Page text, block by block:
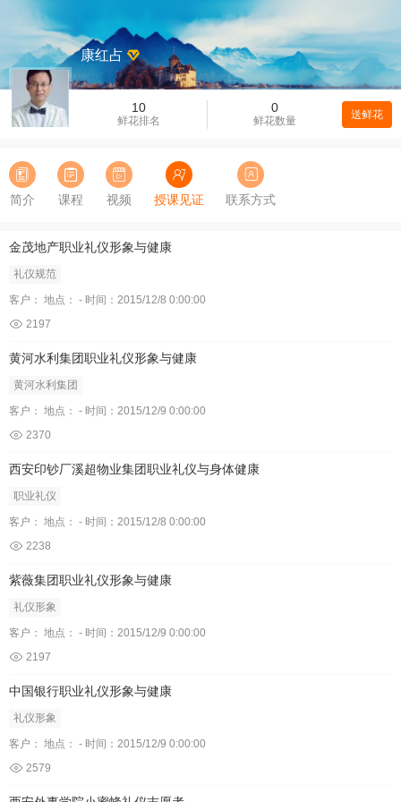
10
鲜花排名
0
鲜花数量 送鲜花
康红占
简介 课程 视频 授课见证 联系方式
金茂地产职业礼仪形象与健康
礼仪规范
客户： 地点： - 时间：2015/12/8 0:00:00
2197
黄河水利集团职业礼仪形象与健康
黄河水利集团
客户： 地点： - 时间：2015/12/9 0:00:00
2370
西安印钞厂溪超物业集团职业礼仪与身体健康
职业礼仪
客户： 地点： - 时间：2015/12/8 0:00:00
2238
紫薇集团职业礼仪形象与健康
礼仪形象
客户： 地点： - 时间：2015/12/9 0:00:00
2197
中国银行职业礼仪形象与健康
礼仪形象
客户： 地点： - 时间：2015/12/9 0:00:00
2579